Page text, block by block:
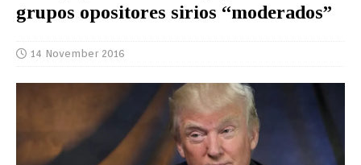
grupos opositores sirios “moderados”
14 November 2016